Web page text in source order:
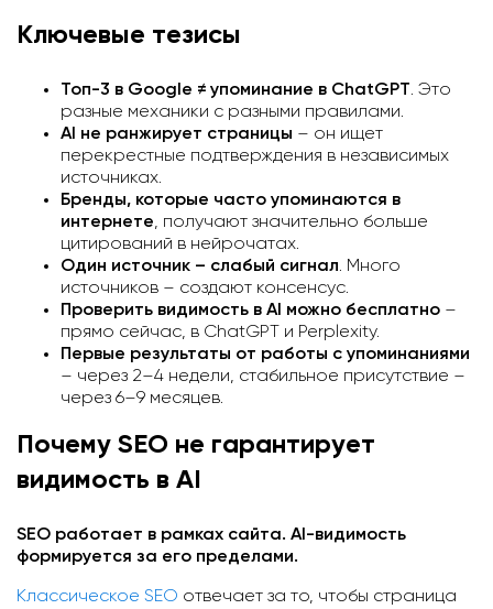
Ключевые тезисы
Топ-3 в Google ≠ упоминание в ChatGPT. Это
разные механики с разными правилами.
AI не ранжирует страницы – он ищет
перекрестные подтверждения в независимых
источниках.
Бренды, которые часто упоминаются в
интернете, получают значительно больше
цитирований в нейрочатах.
Один источник – слабый сигнал. Много
источников – создают консенсус.
Проверить видимость в AI можно бесплатно –
прямо сейчас, в ChatGPT и Perplexity.
Первые результаты от работы с упоминаниями
– через 2–4 недели, стабильное присутствие –
через 6–9 месяцев.
Почему SEO не гарантирует
видимость в AI
SEO работает в рамках сайта. AI-видимость
формируется за его пределами.
Классическое SEO отвечает за то, чтобы страница